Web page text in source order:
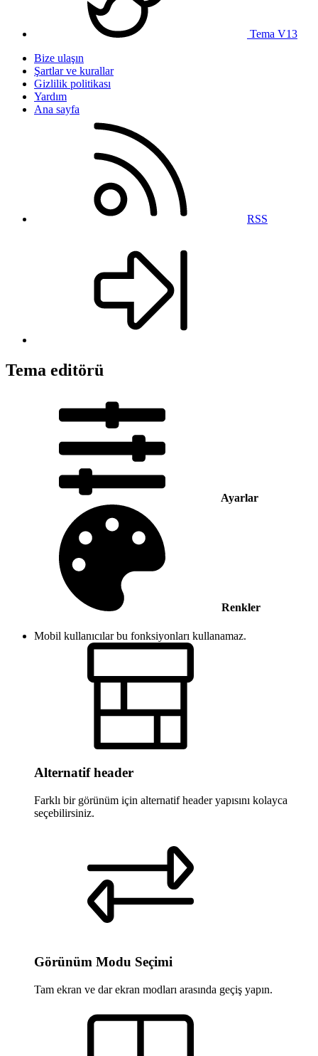
Tema V13
Bize ulaşın
Şartlar ve kurallar
Gizlilik politikası
Yardım
Ana sayfa
RSS
Tema editörü
Ayarlar
Renkler
Mobil kullanıcılar bu fonksiyonları kullanamaz.
Alternatif header
Farklı bir görünüm için alternatif header yapısını kolayca
seçebilirsiniz.
Görünüm Modu Seçimi
Tam ekran ve dar ekran modları arasında geçiş yapın.